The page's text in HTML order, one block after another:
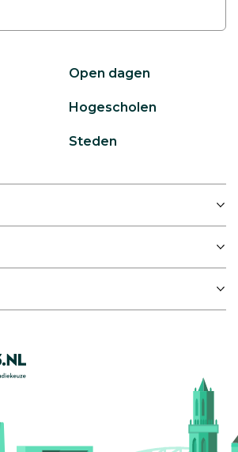
Open dagen
Hogescholen
Steden